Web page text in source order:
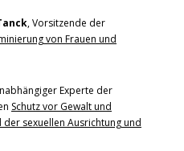
, Vorsitzende der
von Frauen und
Experte der
Schutz vor Gewalt und
sexuellen Ausrichtung und